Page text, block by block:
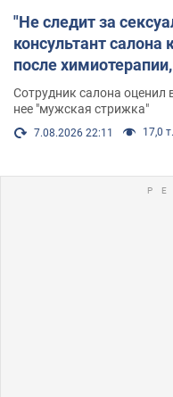
"Не следит за
консультант
после
Сотрудник салона
нее "мужская стрижка"
7.08.2026 22:11 17,0 т.